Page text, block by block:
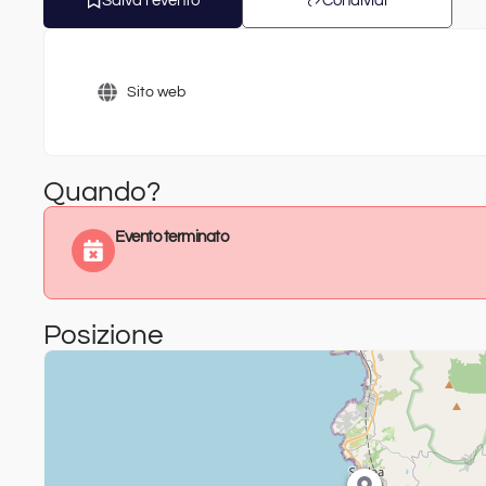
Sito web
Quando?
Evento terminato
Posizione